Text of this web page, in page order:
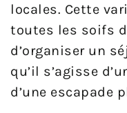
locales. Cette
toutes les soifs
d’organiser un
qu’il s’agisse
d’une escapade